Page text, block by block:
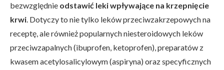
bezwzględnie odstawić leki wpływające na krzepnięcie
krwi. Dotyczy to nie tylko leków przeciwzakrzepowych na
receptę, ale również popularnych niesteroidowych leków
przeciwzapalnych (ibuprofen, ketoprofen), preparatów z
kwasem acetylosalicylowym (aspiryna) oraz specyficznych